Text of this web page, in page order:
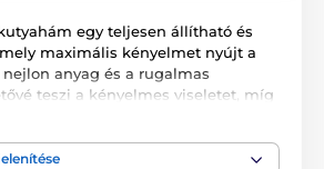
egy teljesen állítható és
maximális kényelmet nyújt a
nejlon anyag és a rugalmas
teszi a kényelmes viseletet, míg
ha gyorsan szeretné irányítani